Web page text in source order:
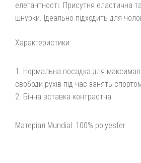
елегантності. Присутня еластична
шнурки. Ідеально підходить для
Характеристики:
Нормальна посадка для
свободи рухів під час занять
Бічна вставка контрастна
Матеріал Mundial: 100% polyester.